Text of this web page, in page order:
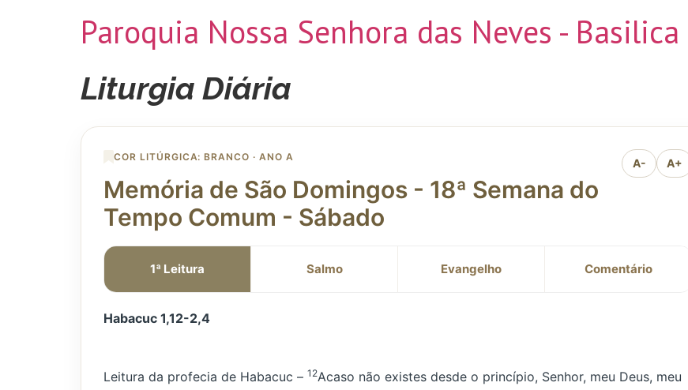
Paroquia Nossa Senhora das Neves - Basilica
Liturgia Diária
COR LITÚRGICA: BRANCO · ANO A
Memória de São Domingos - 18ª Semana do
Tempo Comum - Sábado
A- A+
1ª Leitura Salmo Evangelho Comentário
Habacuc 1,12-2,4
Leitura da profecia de Habacuc – 12Acaso não existes desde o princípio, Senhor, meu Deus, meu